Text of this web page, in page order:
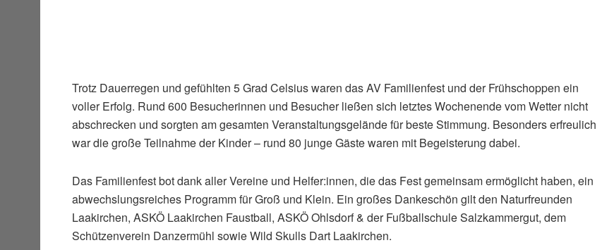
Trotz Dauerregen und gefühlten 5 Grad Celsius waren das AV Familienfest und der Frühschoppen ein
voller Erfolg. Rund 600 Besucherinnen und Besucher ließen sich letztes Wochenende vom Wetter nicht
abschrecken und sorgten am gesamten Veranstaltungsgelände für beste Stimmung. Besonders erfreulich
war die große Teilnahme der Kinder – rund 80 junge Gäste waren mit Begeisterung dabei.
Das Familienfest bot dank aller Vereine und Helfer:innen, die das Fest gemeinsam ermöglicht haben, ein
abwechslungsreiches Programm für Groß und Klein. Ein großes Dankeschön gilt den Naturfreunden
Laakirchen, ASKÖ Laakirchen Faustball, ASKÖ Ohlsdorf & der Fußballschule Salzkammergut, dem
Schützenverein Danzermühl sowie Wild Skulls Dart Laakirchen.